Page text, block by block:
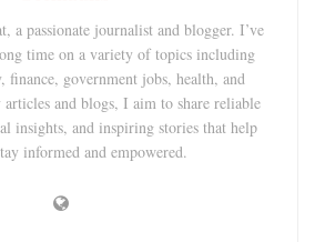
a passionate journalist and blogger. I’ve
time on a variety of topics including
finance, government jobs, health, and
and blogs, I aim to share reliable
insights, and inspiring stories that help
informed and empowered.